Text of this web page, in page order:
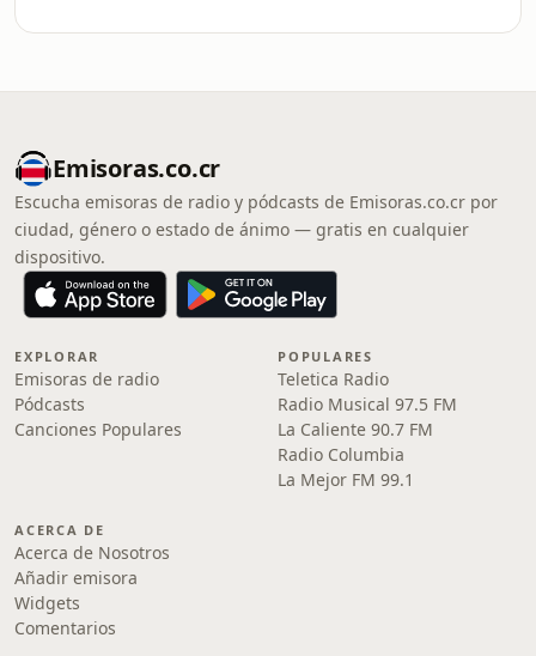
Emisoras.co.cr
Escucha emisoras de radio y pódcasts de Emisoras.co.cr por
ciudad, género o estado de ánimo — gratis en cualquier
dispositivo.
EXPLORAR
Emisoras de radio
Pódcasts
Canciones Populares
POPULARES
Teletica Radio
Radio Musical 97.5 FM
La Caliente 90.7 FM
Radio Columbia
La Mejor FM 99.1
ACERCA DE
Acerca de Nosotros
Añadir emisora
Widgets
Comentarios